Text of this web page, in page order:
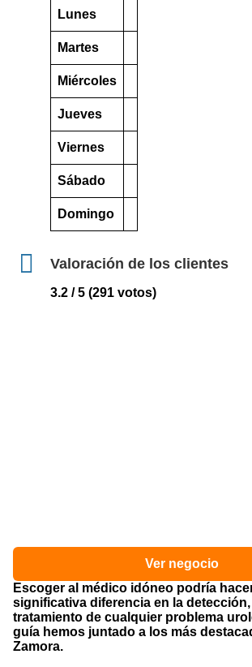
Lunes
Martes
Miércoles
Jueves
Viernes
Sábado
Domingo
Valoración de los clientes
3.2 / 5 (291 votos)
Ver negocio
Escoger al médico idóneo podría
significativa diferencia en la
tratamiento de cualquier problema
guía hemos juntado a los más
Zamora.